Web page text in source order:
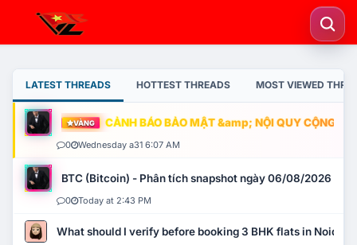
LATEST THREADS HOTTEST THREADS MOST VIEWED
VÀNG CẢNH BÁO BẢO MẬT &amp; NỘI QUY CỘNG
0 Wednesday a31 6:07 AM
BTC (Bitcoin) - Phân tích snapshot ngày 06/08/2026
0 Today at 2:43 PM
What should I verify before booking 3 BHK flats in Noida?